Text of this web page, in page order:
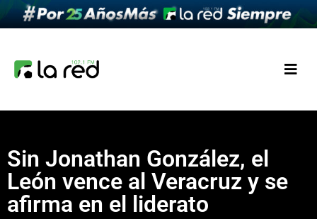
Sin Jonathan González, el
León vence al Veracruz y se
afirma en el liderato